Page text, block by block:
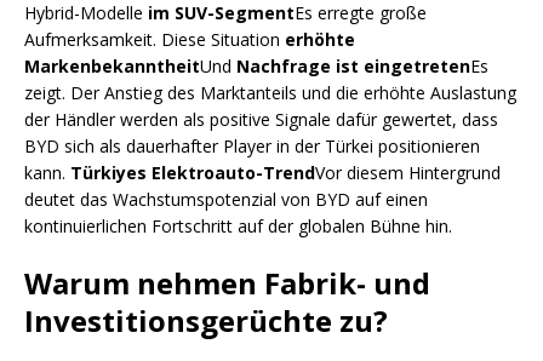
Hybrid-Modelle im SUV-SegmentEs erregte große
Aufmerksamkeit. Diese Situation erhöhte
MarkenbekanntheitUnd Nachfrage ist eingetretenEs
zeigt. Der Anstieg des Marktanteils und die erhöhte Auslastung
der Händler werden als positive Signale dafür gewertet, dass
BYD sich als dauerhafter Player in der Türkei positionieren
kann. Türkiyes Elektroauto-TrendVor diesem Hintergrund
deutet das Wachstumspotenzial von BYD auf einen
kontinuierlichen Fortschritt auf der globalen Bühne hin.
Warum nehmen Fabrik- und
Investitionsgerüchte zu?